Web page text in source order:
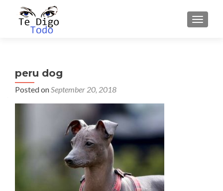
peru dog
Posted onSeptember 20, 2018